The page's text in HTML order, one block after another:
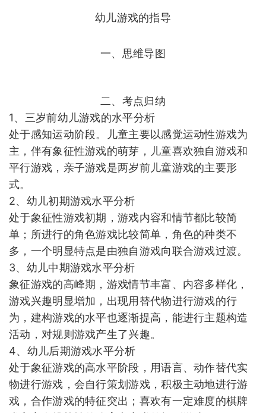
幼儿游戏的指导
一、思维导图
二、考点归纳
1、三岁前幼儿游戏的水平分析
处于感知运动阶段。儿童主要以感觉运动性游戏为
主，伴有象征性游戏的萌芽，儿童喜欢独自游戏和
平行游戏，亲子游戏是两岁前儿童游戏的主要形
式。
2、幼儿初期游戏水平分析
处于象征性游戏初期，游戏内容和情节都比较简
单；所进行的角色游戏比较简单，角色的种类不
多，一个明显特点是由独自游戏向联合游戏过渡。
3、幼儿中期游戏水平分析
象征游戏的高峰期，游戏情节丰富、内容多样化，
游戏兴趣明显增加，出现用替代物进行游戏的行
为，建构游戏的水平也逐渐提高，能进行主题构造
活动，对规则游戏产生了兴趣。
4、幼儿后期游戏水平分析
处于象征游戏的高水平阶段，用语言、动作替代实
物进行游戏，会自行策划游戏，积极主动地进行游
戏，合作游戏的特征突出；喜欢有一定难度的棋牌